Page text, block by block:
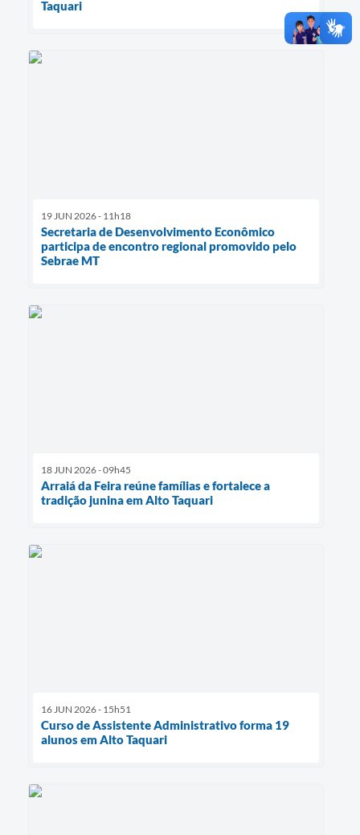
Taquari
19 JUN 2026 - 11h18
Secretaria de Desenvolvimento Econômico
participa de encontro regional promovido pelo
Sebrae MT
18 JUN 2026 - 09h45
Arraiá da Feira reúne famílias e fortalece a
tradição junina em Alto Taquari
16 JUN 2026 - 15h51
Curso de Assistente Administrativo forma 19
alunos em Alto Taquari